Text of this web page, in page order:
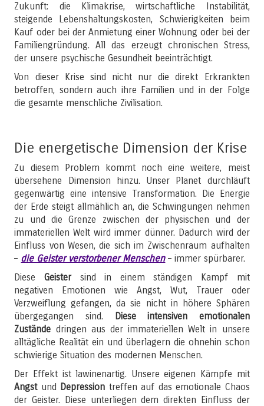
Zukunft: die Klimakrise, wirtschaftliche Instabilität,
steigende Lebenshaltungskosten, Schwierigkeiten beim
Kauf oder bei der Anmietung einer Wohnung oder bei der
Familiengründung. All das erzeugt chronischen Stress,
der unsere psychische Gesundheit beeinträchtigt.
Von dieser Krise sind nicht nur die direkt Erkrankten
betroffen, sondern auch ihre Familien und in der Folge
die gesamte menschliche Zivilisation.
Die energetische Dimension der Krise
Zu diesem Problem kommt noch eine weitere, meist
übersehene Dimension hinzu. Unser Planet durchläuft
gegenwärtig eine intensive Transformation. Die Energie
der Erde steigt allmählich an, die Schwingungen nehmen
zu und die Grenze zwischen der physischen und der
immateriellen Welt wird immer dünner. Dadurch wird der
Einfluss von Wesen, die sich im Zwischenraum aufhalten
– die Geister verstorbener Menschen– immer spürbarer.
DieseGeistersind in einem ständigen Kampf mit
negativen Emotionen wie Angst, Wut, Trauer oder
Verzweiflung gefangen, da sie nicht in höhere Sphären
übergegangen sind.
Diese intensiven emotionalen
Zustände dringen aus der immateriellen Welt in unsere
alltägliche Realität ein und überlagern die ohnehin schon
schwierige Situation des modernen Menschen.
Der Effekt ist lawinenartig. Unsere eigenen Kämpfe mit
Angstund Depression treffen auf das emotionale Chaos
der Geister. Diese unterliegen dem direkten Einfluss der